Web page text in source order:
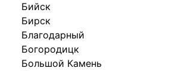
Бийск
Бирск
Благодарный
Богородицк
Большой Камень